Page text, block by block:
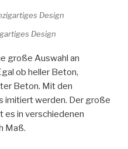
Design
große Auswahl an
ob heller Beton,
Beton. Mit den
imitiert werden. Der große
es in verschiedenen
Maß.